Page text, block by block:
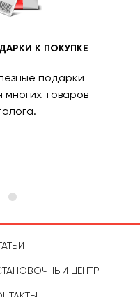
К ПОКУПКЕ
подарки
многих товаров
ЦЕНТР